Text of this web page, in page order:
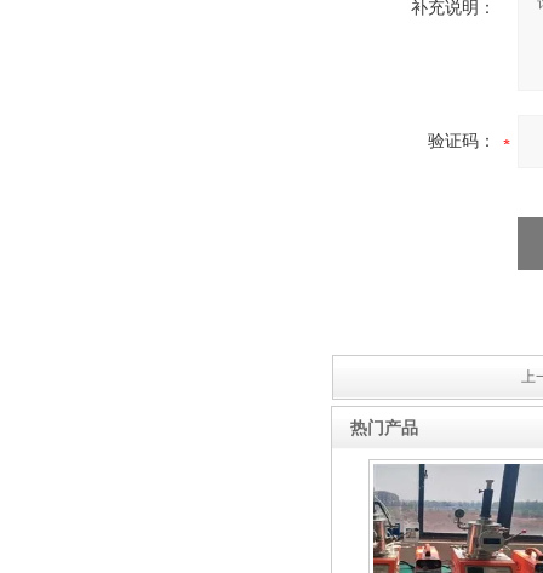
补充说明：
验证码：
热门产品